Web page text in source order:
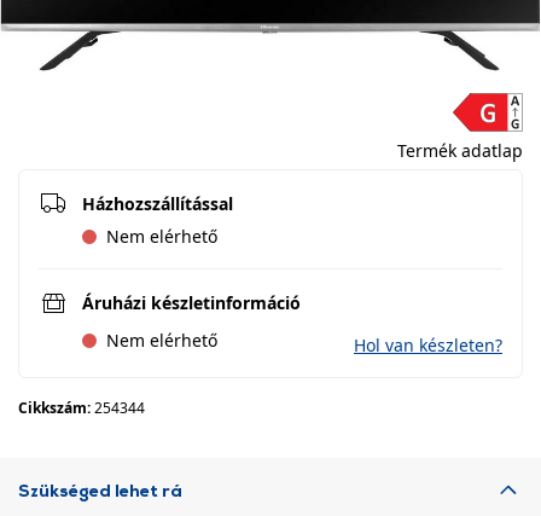
Termék adatlap
Házhozszállítással
Nem elérhető
Áruházi készletinformáció
Nem elérhető
Hol van készleten?
Cikkszám:254344
Szükséged lehet rá